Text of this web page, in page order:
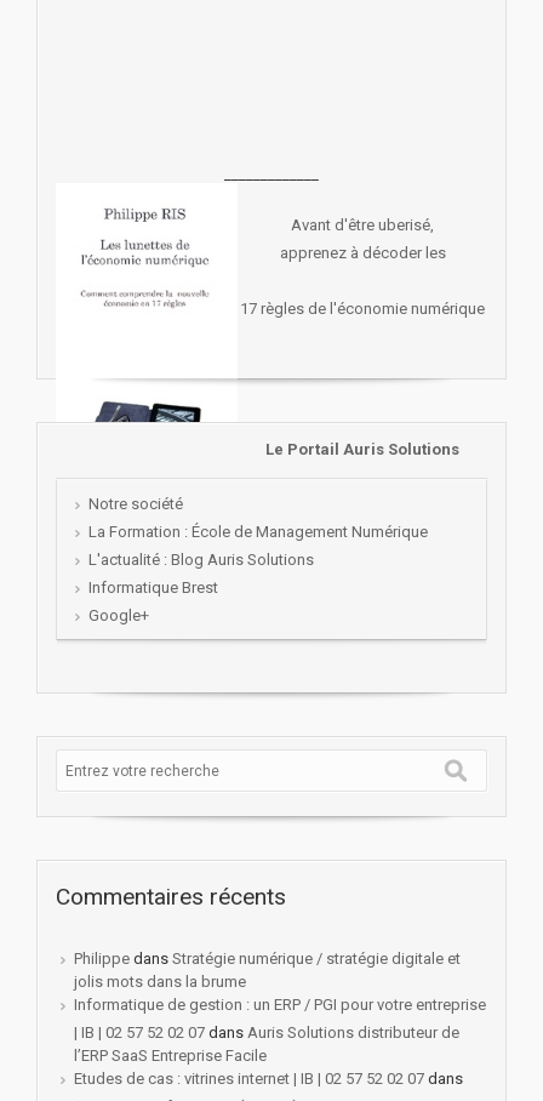
Avant d'être uberisé,
apprenez à décoder les
17 règles de l'économie numérique
Le Portail Auris Solutions
Notre société
La Formation : École de Management Numérique
L'actualité : Blog Auris Solutions
Informatique Brest
Google+
Commentaires récents
Philippe dans Stratégie numérique / stratégie digitale et
jolis mots dans la brume
Informatique de gestion : un ERP / PGI pour votre entreprise
| IB | 02 57 52 02 07 dans Auris Solutions distributeur de
l’ERP SaaS Entreprise Facile
Etudes de cas : vitrines internet | IB | 02 57 52 02 07 dans